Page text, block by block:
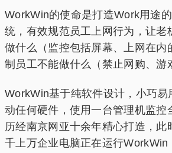
WorkWin的使命是打造Work用途
统，有效规范员工上网行为，让老
做什么（监控包括屏幕、上网在内
制员工不能做什么（禁止网购、游
WorkWin基于纯软件设计，小巧易
动任何硬件，使用一台管理机监控
历经南京网亚十余年精心打造，此
千上万企业电脑正在运行WorkWin